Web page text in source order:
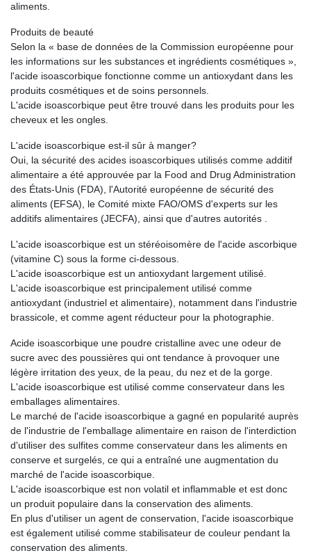
aliments.
Produits de beauté
Selon la « base de données de la Commission européenne pour
les informations sur les substances et ingrédients cosmétiques »,
l'acide isoascorbique fonctionne comme un antioxydant dans les
produits cosmétiques et de soins personnels.
L'acide isoascorbique peut être trouvé dans les produits pour les
cheveux et les ongles.
L'acide isoascorbique est-il sûr à manger?
Oui, la sécurité des acides isoascorbiques utilisés comme additif
alimentaire a été approuvée par la Food and Drug Administration
des États-Unis (FDA), l'Autorité européenne de sécurité des
aliments (EFSA), le Comité mixte FAO/OMS d'experts sur les
additifs alimentaires (JECFA), ainsi que d'autres autorités .
L'acide isoascorbique est un stéréoisomère de l'acide ascorbique
(vitamine C) sous la forme ci-dessous.
L'acide isoascorbique est un antioxydant largement utilisé.
L'acide isoascorbique est principalement utilisé comme
antioxydant (industriel et alimentaire), notamment dans l'industrie
brassicole, et comme agent réducteur pour la photographie.
Acide isoascorbique une poudre cristalline avec une odeur de
sucre avec des poussières qui ont tendance à provoquer une
légère irritation des yeux, de la peau, du nez et de la gorge.
L'acide isoascorbique est utilisé comme conservateur dans les
emballages alimentaires.
Le marché de l'acide isoascorbique a gagné en popularité auprès
de l'industrie de l'emballage alimentaire en raison de l'interdiction
d'utiliser des sulfites comme conservateur dans les aliments en
conserve et surgelés, ce qui a entraîné une augmentation du
marché de l'acide isoascorbique.
L'acide isoascorbique est non volatil et inflammable et est donc
un produit populaire dans la conservation des aliments.
En plus d'utiliser un agent de conservation, l'acide isoascorbique
est également utilisé comme stabilisateur de couleur pendant la
conservation des aliments.